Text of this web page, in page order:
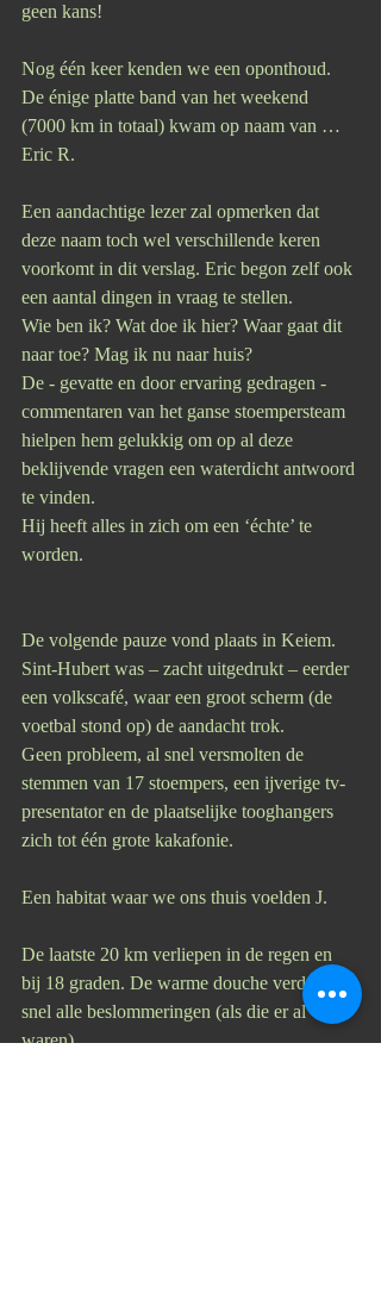
geen kans!
Nog één keer kenden we een oponthoud.
De énige platte band van het weekend
(7000 km in totaal) kwam op naam van …
Eric R.
Een aandachtige lezer zal opmerken dat
deze naam toch wel verschillende keren
voorkomt in dit verslag. Eric begon zelf ook
een aantal dingen in vraag te stellen.
Wie ben ik? Wat doe ik hier? Waar gaat dit
naar toe? Mag ik nu naar huis?
De - gevatte en door ervaring gedragen -
commentaren van het ganse stoempersteam
hielpen hem gelukkig om op al deze
beklijvende vragen een waterdicht antwoord
te vinden.
Hij heeft alles in zich om een ‘échte’ te
worden.
De volgende pauze vond plaats in Keiem.
Sint-Hubert was – zacht uitgedrukt – eerder
een volkscafé, waar een groot scherm (de
voetbal stond op) de aandacht trok.
Geen probleem, al snel versmolten de
stemmen van 17 stoempers, een ijverige tv-
presentator en de plaatselijke tooghangers
zich tot één grote kakafonie.
Een habitat waar we ons thuis voelden J.
De laatste 20 km verliepen in de regen en
bij 18 graden. De warme douche verdreef al
snel alle beslommeringen (als die er al
waren).